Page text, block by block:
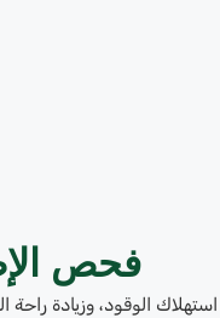
فحص
الوقود، وزيادة